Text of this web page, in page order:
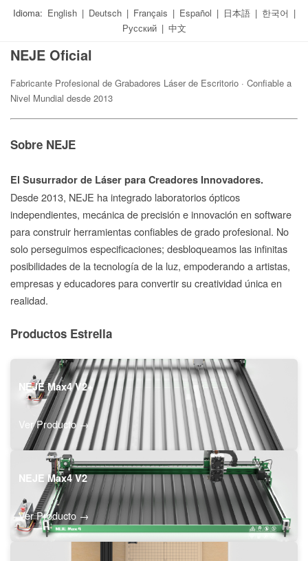
Idioma: English | Deutsch | Français | Español | 日本語 | 한국어 |
Русский | 中文
NEJE Oficial
Fabricante Profesional de Grabadores Láser de Escritorio · Confiable a
Nivel Mundial desde 2013
Sobre NEJE
El Susurrador de Láser para Creadores Innovadores.
Desde 2013, NEJE ha integrado laboratorios ópticos
independientes, mecánica de precisión e innovación en software
para construir herramientas confiables de grado profesional. No
solo perseguimos especificaciones; desbloqueamos las infinitas
posibilidades de la tecnología de la luz, empoderando a artistas,
empresas y educadores para convertir su creatividad única en
realidad.
Productos Estrella
NEJE Max4 V2+
Ver Producto →
NEJE Max4 V2
Ver Producto →